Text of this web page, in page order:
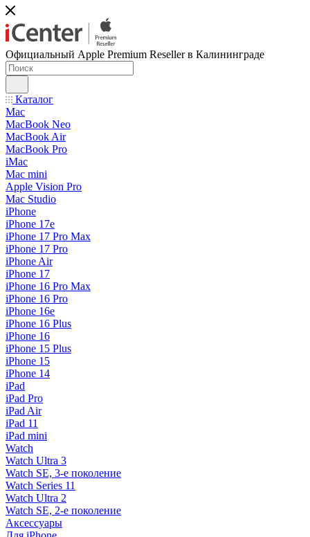
Официальный Apple Premium Reseller в Калининграде
Каталог
Mac
MacBook Neo
MacBook Air
MacBook Pro
iMac
Mac mini
Apple Vision Pro
Mac Studio
iPhone
iPhone 17e
iPhone 17 Pro Max
iPhone 17 Pro
iPhone Air
iPhone 17
iPhone 16 Pro Max
iPhone 16 Pro
iPhone 16e
iPhone 16 Plus
iPhone 16
iPhone 15 Plus
iPhone 15
iPhone 14
iPad
iPad Pro
iPad Air
iPad 11
iPad mini
Watch
Watch Ultra 3
Watch SE, 3-е поколение
Watch Series 11
Watch Ultra 2
Watch SE, 2-е поколение
Аксессуары